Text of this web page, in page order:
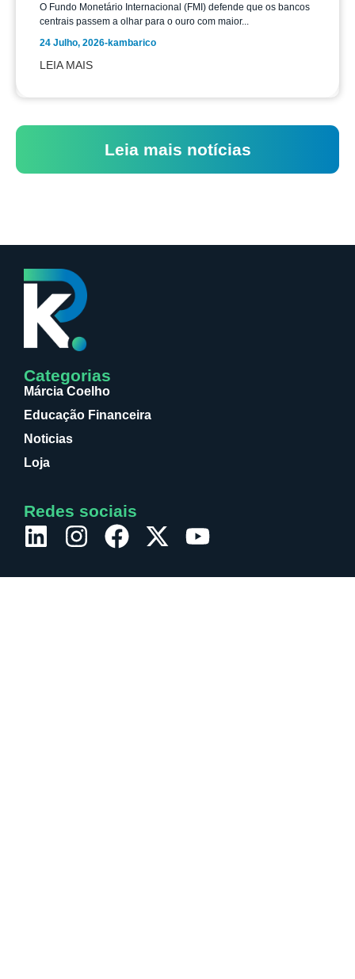
O Fundo Monetário Internacional (FMI) defende que os bancos
centrais passem a olhar para o ouro com maior...
24 Julho, 2026-kambarico
LEIA MAIS
Leia mais notícias
Categorias
Márcia Coelho
Educação Financeira
Noticias
Loja
Redes sociais